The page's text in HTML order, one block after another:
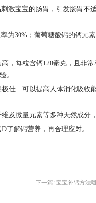
激宝宝的肠胃，引发肠胃不
率为30% ；葡萄糖酸钙的钙元
，每粒含钙120毫克，且非常
。
佳，可以提高人体消化吸收
及微量元素等多种天然成分
D了解钙营养，再合理应对。
下一篇: 宝宝补钙方法